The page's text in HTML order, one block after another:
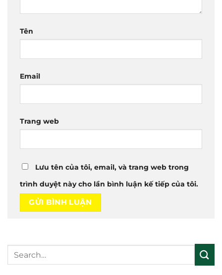
Tên
Email
Trang web
Lưu tên của tôi, email, và trang web trong
trình duyệt này cho lần bình luận kế tiếp của tôi.